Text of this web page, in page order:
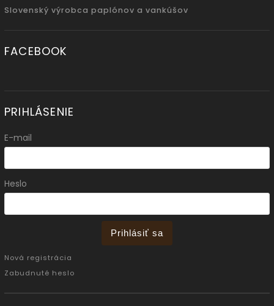
Slovenský výrobca paplónov a vankúšov
FACEBOOK
PRIHLÁSENIE
E-mail
Heslo
Prihlásiť sa
Nová registrácia
Zabudnuté heslo